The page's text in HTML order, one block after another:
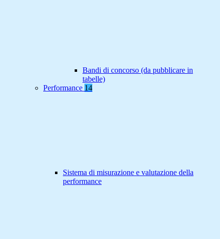
Bandi di concorso (da pubblicare in
tabelle)
Performance 14
Sistema di misurazione e valutazione della
performance